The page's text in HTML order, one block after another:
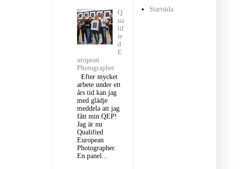
Q
ua
lif
ie
d
E
uropean
Photographer
Efter mycket
arbete under ett
års tid kan jag
med glädje
meddela att jag
fått min QEP!
Jag är nu
Qualified
European
Photographer.
En panel...
Startsida